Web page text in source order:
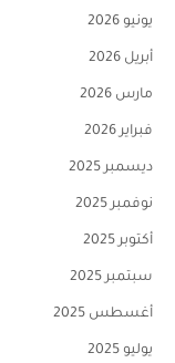
يونيو 2026
أبريل 2026
مارس 2026
فبراير 2026
ديسمبر 2025
نوفمبر 2025
أكتوبر 2025
سبتمبر 2025
أغسطس 2025
يوليو 2025